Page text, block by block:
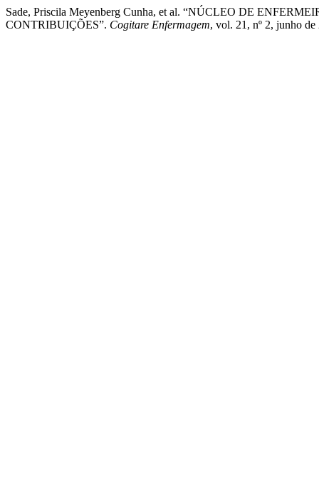
Sade, Priscila Meyenberg Cunha, et al. “NÚCLEO DE
CONTRIBUIÇÕES”. Cogitare Enfermagem, vol. 21, nº 2, junho